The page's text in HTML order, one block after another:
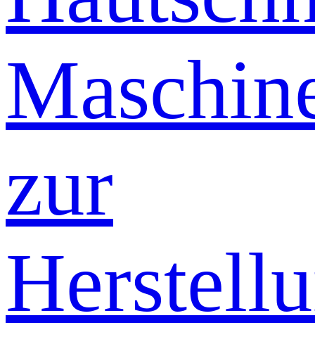
zur